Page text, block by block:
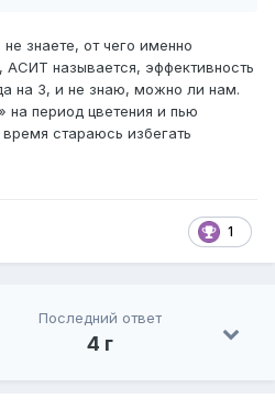
Это вообще как то
все, сложить лапки и
знаете, от чего именно
АСИТ называется, эффективность
на 3, и не знаю, можно ли нам.
период цветения и пью
стараюсь избегать
1
Последний ответ
4 г